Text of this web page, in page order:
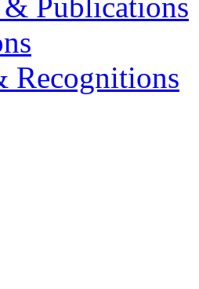
Recognitions